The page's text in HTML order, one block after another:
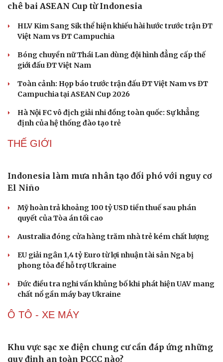
triệu đồng/lượng
Giá cà phê hôm nay 6/8: Giá cà phê trong nước cao
nhất 98.300 đồng/kg
Tỷ giá USD hôm nay 6/8: Tỷ giá trung tâm tăng lên
25.433 đồng/USD
Giá xăng dầu hôm nay 6/8: Giá dầu giảm nhẹ khi đàm
phán Iran-Oman có tiến triển
PHÁP LUẬT
Khởi tố chủ tịch công ty "nổ" sở hữu hàng chục tỉ
Bắt nhóm trộn thuốc giảm đau với thảo dược để làm
"thuốc Đông y gia truyền"
Khởi tố đối tượng vận chuyển trái phép gần 50 tấn hàng
hóa qua biên giới
Lật tẩy hành vi xâm phạm bản quyền của Vũ Phi Điệp –
“ông trùm” Việt KTV
Truy tố tài xế xe tải vụ nữ sinh tử vong ở Vĩnh Long
THỂ THAO
ĐT Việt Nam đáp trả đanh thép trước làn sóng
HLV Kim Sang Sik thể hiện khiếu hài hước trước trận ĐT
Việt Nam vs ĐT Campuchia